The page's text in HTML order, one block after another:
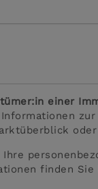
einer
zur
finden Sie